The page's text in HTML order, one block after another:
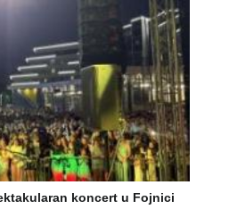
koncert u Fojnici